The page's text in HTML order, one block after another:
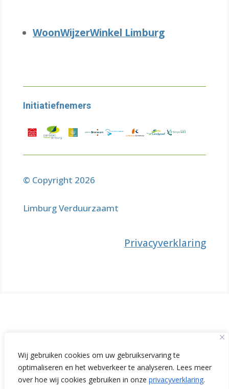
Wij gebruiken cookies om uw gebruikservaring te
optimaliseren en het webverkeer te analyseren. Lees meer
over hoe wij cookies gebruiken in onze privacyverklaring.
WoonWijzerWinkel Limburg
Initiatiefnemers
© Copyright 2026
Limburg Verduurzaamt
Privacyverklaring